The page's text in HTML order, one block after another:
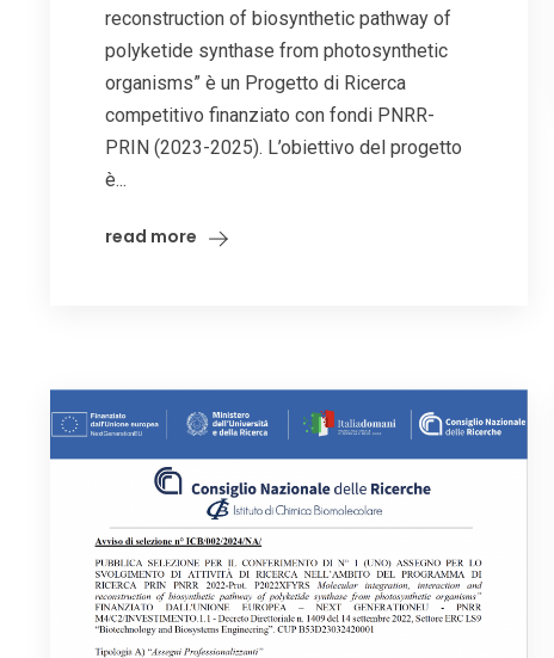
reconstruction of biosynthetic pathway of
polyketide synthase from photosynthetic
organisms” è un Progetto di Ricerca
competitivo finanziato con fondi PNRR-
PRIN (2023-2025). L’obiettivo del progetto
è...
read more